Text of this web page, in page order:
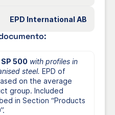
EPD International AB
500 with profiles in
steel. EPD of
on the average
group. Included
in Section “Products